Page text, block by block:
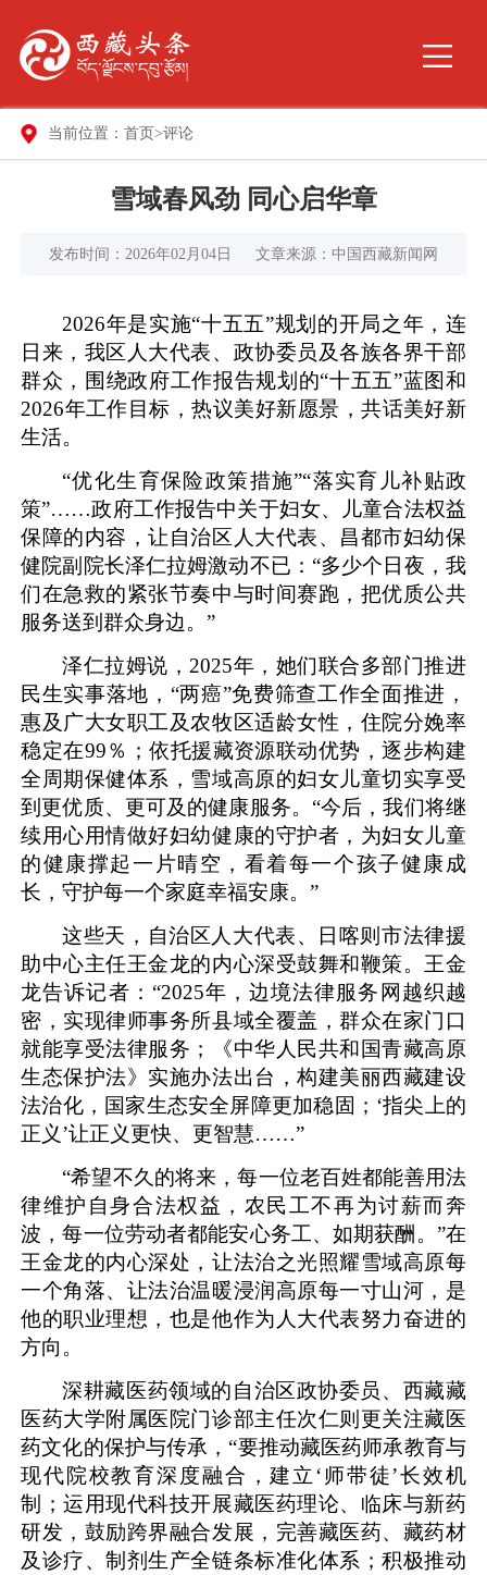
当前位置： 首页 >评论
雪域春风劲 同心启华章
发布时间：2026年02月04日 文章来源：中国西藏新闻网
2026年是实施“十五五”规划的开局之年，连
日来，我区人大代表、政协委员及各族各界干部
群众，围绕政府工作报告规划的“十五五”蓝图和
2026年工作目标，热议美好新愿景，共话美好新
生活。
“优化生育保险政策措施”“落实育儿补贴政
策”……政府工作报告中关于妇女、儿童合法权益
保障的内容，让自治区人大代表、昌都市妇幼保
健院副院长泽仁拉姆激动不已：“多少个日夜，我
们在急救的紧张节奏中与时间赛跑，把优质公共
服务送到群众身边。”
泽仁拉姆说，2025年，她们联合多部门推进
民生实事落地，“两癌”免费筛查工作全面推进，
惠及广大女职工及农牧区适龄女性，住院分娩率
稳定在99％；依托援藏资源联动优势，逐步构建
全周期保健体系，雪域高原的妇女儿童切实享受
到更优质、更可及的健康服务。“今后，我们将继
续用心用情做好妇幼健康的守护者，为妇女儿童
的健康撑起一片晴空，看着每一个孩子健康成
长，守护每一个家庭幸福安康。”
这些天，自治区人大代表、日喀则市法律援
助中心主任王金龙的内心深受鼓舞和鞭策。王金
龙告诉记者：“2025年，边境法律服务网越织越
密，实现律师事务所县域全覆盖，群众在家门口
就能享受法律服务；《中华人民共和国青藏高原
生态保护法》实施办法出台，构建美丽西藏建设
法治化，国家生态安全屏障更加稳固；‘指尖上的
正义’让正义更快、更智慧……”
“希望不久的将来，每一位老百姓都能善用法
律维护自身合法权益，农民工不再为讨薪而奔
波，每一位劳动者都能安心务工、如期获酬。”在
王金龙的内心深处，让法治之光照耀雪域高原每
一个角落、让法治温暖浸润高原每一寸山河，是
他的职业理想，也是他作为人大代表努力奋进的
方向。
深耕藏医药领域的自治区政协委员、西藏藏
医药大学附属医院门诊部主任次仁则更关注藏医
药文化的保护与传承，“要推动藏医药师承教育与
现代院校教育深度融合，建立‘师带徒’长效机
制；运用现代科技开展藏医药理论、临床与新药
研发，鼓励跨界融合发展，完善藏医药、藏药材
及诊疗、制剂生产全链条标准化体系；积极推动